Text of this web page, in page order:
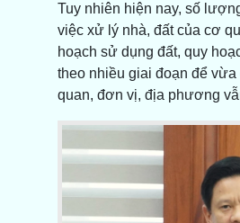
Tuy nhiên hiện nay, số
việc xử lý nhà, đất của cơ
hoạch sử dụng đất, quy
theo nhiều giai đoạn để
quan, đơn vị, địa phương